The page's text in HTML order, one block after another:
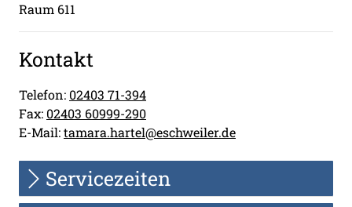
Raum 611
Kontakt
Telefon: 02403 71-394
Fax: 02403 60999-290
E-Mail:tamara.hartel@eschweiler.de
Servicezeiten